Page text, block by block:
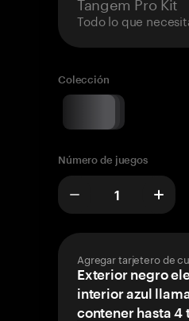
Todo lo que
Colección
Número de juegos
Agregar tarjetero de
Exterior negro
interior azul
contener hasta 4